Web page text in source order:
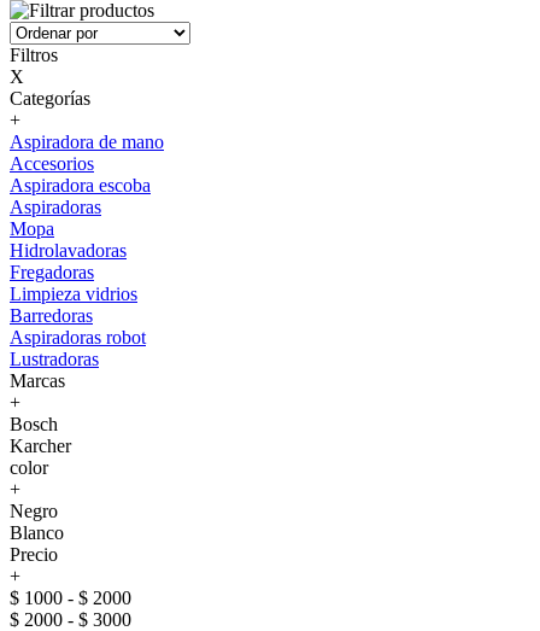
Filtros
X
Categorías
+
Aspiradora de mano
Accesorios
Aspiradora escoba
Aspiradoras
Mopa
Hidrolavadoras
Fregadoras
Limpieza vidrios
Barredoras
Aspiradoras robot
Lustradoras
Marcas
+
Bosch
Karcher
color
+
Negro
Blanco
Precio
+
$ 1000 - $ 2000
$ 2000 - $ 3000